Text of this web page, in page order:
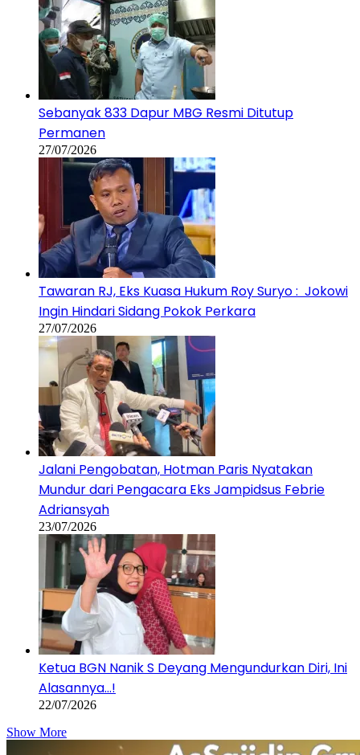
Sebanyak 833 Dapur MBG Resmi Ditutup
Permanen
27/07/2026
Tawaran RJ, Eks Kuasa Hukum Roy Suryo : Jokowi
Ingin Hindari Sidang Pokok Perkara
27/07/2026
Jalani Pengobatan, Hotman Paris Nyatakan
Mundur dari Pengacara Eks Jampidsus Febrie
Adriansyah
23/07/2026
Ketua BGN Nanik S Deyang Mengundurkan Diri, Ini
Alasannya…!
22/07/2026
Show More